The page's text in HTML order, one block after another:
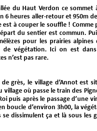
du Haut Verdon ce sommet
heures aller-retour et 950m
à couper le souffle !
du sentier est commun.
pour les prairies
végétation. Ici on est
n’est pas rare.
grès, le village d’Annot est
où passe le train des
puis après le passage d’une
boucle d’environ 3h00, la
dissimulent ça et là sous les